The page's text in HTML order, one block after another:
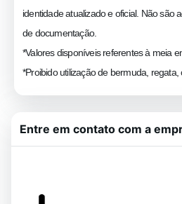
identidade atualizado e oficial. Não são
de documentação.
*Valores disponíveis referentes à meia
*Proibido utilização de bermuda, regata,
Entre em contato com a